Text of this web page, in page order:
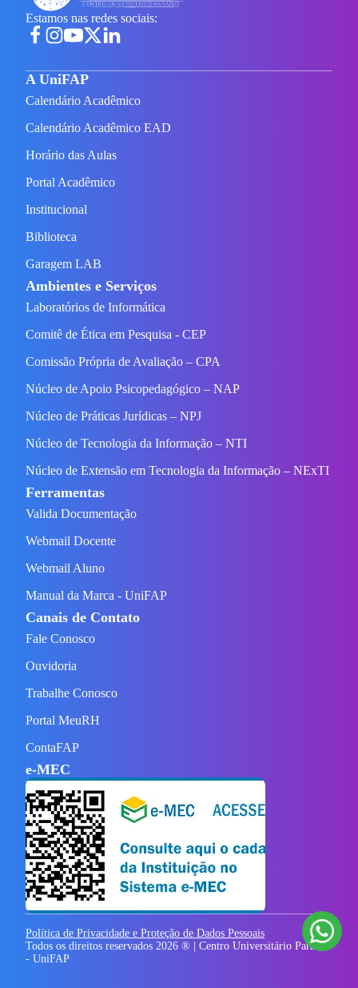
Estamos nas redes sociais:
A UniFAP
Calendário Acadêmico
Calendário Acadêmico EAD
Horário das Aulas
Portal Acadêmico
Institucional
Biblioteca
Garagem LAB
Ambientes e Serviços
Laboratórios de Informática
Comitê de Ética em Pesquisa - CEP
Comissão Própria de Avaliação – CPA
Núcleo de Apoio Psicopedagógico – NAP
Núcleo de Práticas Jurídicas – NPJ
Núcleo de Tecnologia da Informação – NTI
Núcleo de Extensão em Tecnologia da Informação – NExTI
Ferramentas
Valida Documentação
Webmail Docente
Webmail Aluno
Manual da Marca - UniFAP
Canais de Contato
Fale Conosco
Ouvidoria
Trabalhe Conosco
Portal MeuRH
ContaFAP
e-MEC
Todos os direitos reservados 2026 ® | Centro Universitário Paraíso
- UniFAP
Política de Privacidade e Proteção de Dados Pessoais